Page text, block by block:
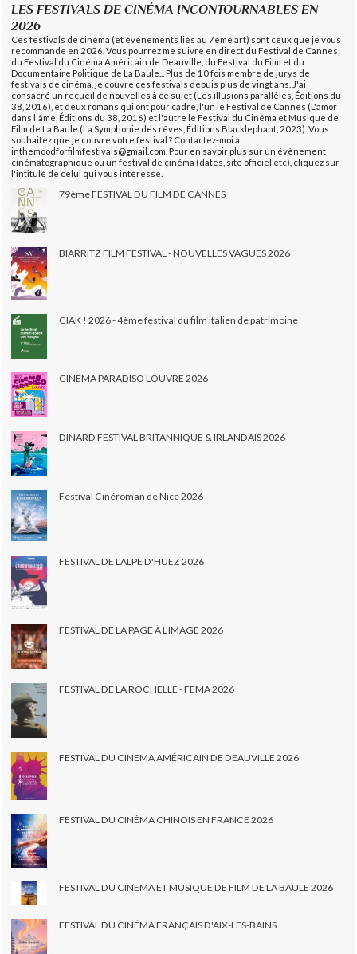
LES FESTIVALS DE CINÉMA INCONTOURNABLES EN
2026
Ces festivals de cinéma (et évènements liés au 7ème art) sont ceux que je vous
recommande en 2026. Vous pourrez me suivre en direct du Festival de Cannes,
du Festival du Cinéma Américain de Deauville, du Festival du Film et du
Documentaire Politique de La Baule... Plus de 10 fois membre de jurys de
festivals de cinéma, je couvre ces festivals depuis plus de vingt ans. J'ai
consacré un recueil de nouvelles à ce sujet (Les illusions parallèles, Éditions du
38, 2016), et deux romans qui ont pour cadre, l'un le Festival de Cannes (L'amor
dans l'âme, Éditions du 38, 2016) et l'autre le Festival du Cinéma et Musique de
Film de La Baule (La Symphonie des rêves, Éditions Blacklephant, 2023). Vous
souhaitez que je couvre votre festival ? Contactez-moi à
inthemoodforfilmfestivals@gmail.com. Pour en savoir plus sur un évènement
cinématographique ou un festival de cinéma (dates, site officiel etc), cliquez sur
l'intitulé de celui qui vous intéresse.
79ème FESTIVAL DU FILM DE CANNES
BIARRITZ FILM FESTIVAL - NOUVELLES VAGUES 2026
CIAK ! 2026 - 4ème festival du film italien de patrimoine
CINEMA PARADISO LOUVRE 2026
DINARD FESTIVAL BRITANNIQUE & IRLANDAIS 2026
Festival Cinéroman de Nice 2026
FESTIVAL DE L'ALPE D'HUEZ 2026
FESTIVAL DE LA PAGE À L'IMAGE 2026
FESTIVAL DE LA ROCHELLE - FEMA 2026
FESTIVAL DU CINEMA AMÉRICAIN DE DEAUVILLE 2026
FESTIVAL DU CINÉMA CHINOIS EN FRANCE 2026
FESTIVAL DU CINEMA ET MUSIQUE DE FILM DE LA BAULE 2026
FESTIVAL DU CINÉMA FRANÇAIS D'AIX-LES-BAINS